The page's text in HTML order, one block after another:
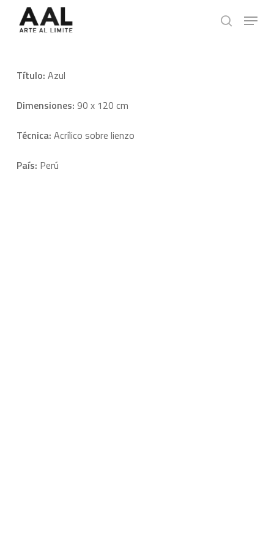
search
Menu
Título: Azul
Dimensiones: 90 x 120 cm
Técnica: Acrílico sobre lienzo
País: Perú